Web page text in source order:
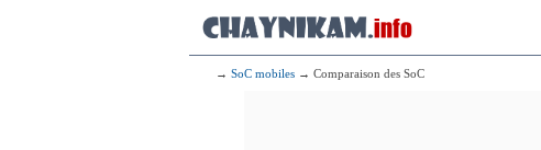
→ SoC mobiles → Comparaison des SoC